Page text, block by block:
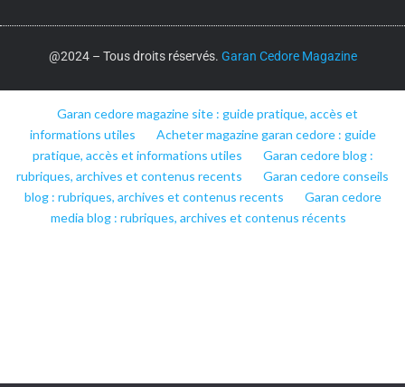
@2024 – Tous droits réservés. Garan Cedore Magazine
Garan cedore magazine site : guide pratique, accès et
informations utiles
Acheter magazine garan cedore : guide
pratique, accès et informations utiles
Garan cedore blog :
rubriques, archives et contenus recents
Garan cedore conseils
blog : rubriques, archives et contenus recents
Garan cedore
media blog : rubriques, archives et contenus récents